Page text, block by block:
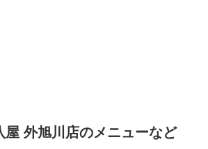
外旭川店のメニューなど